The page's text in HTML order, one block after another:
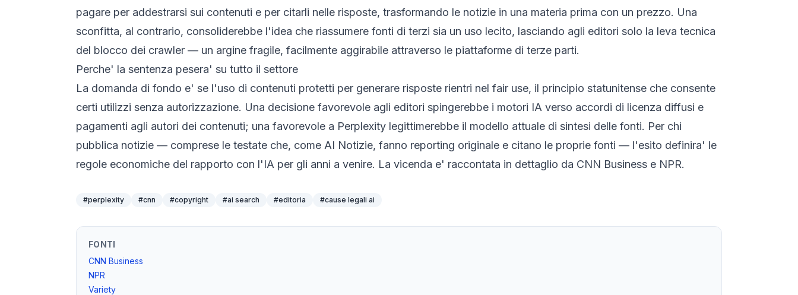
pagare per addestrarsi sui contenuti e per citarli nelle risposte, trasformando le notizie in una materia prima con un prezzo. Una
sconfitta, al contrario, consoliderebbe l'idea che riassumere fonti di terzi sia un uso lecito, lasciando agli editori solo la leva tecnica
del blocco dei crawler — un argine fragile, facilmente aggirabile attraverso le piattaforme di terze parti.
Perche' la sentenza pesera' su tutto il settore
La domanda di fondo e' se l'uso di contenuti protetti per generare risposte rientri nel fair use, il principio statunitense che consente
certi utilizzi senza autorizzazione. Una decisione favorevole agli editori spingerebbe i motori IA verso accordi di licenza diffusi e
pagamenti agli autori dei contenuti; una favorevole a Perplexity legittimerebbe il modello attuale di sintesi delle fonti. Per chi
pubblica notizie — comprese le testate che, come AI Notizie, fanno reporting originale e citano le proprie fonti — l'esito definira' le
regole economiche del rapporto con l'IA per gli anni a venire. La vicenda e' raccontata in dettaglio da CNN Business e NPR.
#perplexity #cnn #copyright #ai search #editoria #cause legali ai
FONTI
CNN Business
NPR
Variety